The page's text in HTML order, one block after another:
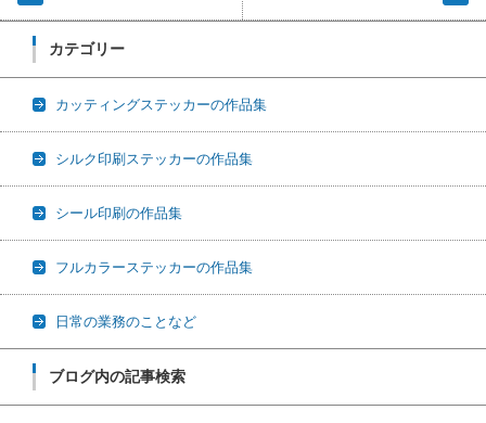
カテゴリー
カッティングステッカーの作品集
シルク印刷ステッカーの作品集
シール印刷の作品集
フルカラーステッカーの作品集
日常の業務のことなど
ブログ内の記事検索